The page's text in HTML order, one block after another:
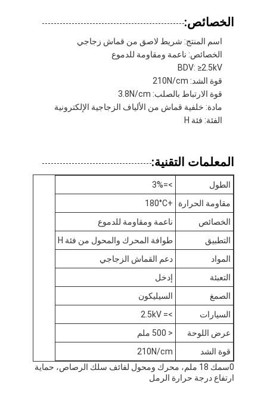
الصفحة الرئيسية
منتجات
معلومات عنا
جولة في المعمل
مراقبة الجودة
الخصائص:
اسم المنتج: شريط لاصق من قماش زجاجي
الخصائص: ناعمة ومقاومة للدموع
BDV: ≥2.5kV
قوة الشد: 210N/cm
قوة الارتباط بالصلب: 3.8N/cm
مادة: خلفية قماش من الألياف الزجاجية الإلكترونية
الفئة: فئة H
المعلمات التقنية:
الطول
>=3%
مقاومة الحرارة
+180°C
الخصائص
ناعمة ومقاومة للدموع
التطبيق
طوافة المحرك والمحول من فئة H
المواد
دعم القماش الزجاجي
التعبئة
إدخل
الصمغ
السيليكون
السيارات
>= 2.5kV
عرض اللوحة
< 500 ملم
قوة الشد
210N/cm
0سمك 18 ملم، محرك ومحول لفائف سلك الرصاص، حماية
ارتفاع درجة حرارة الرمل